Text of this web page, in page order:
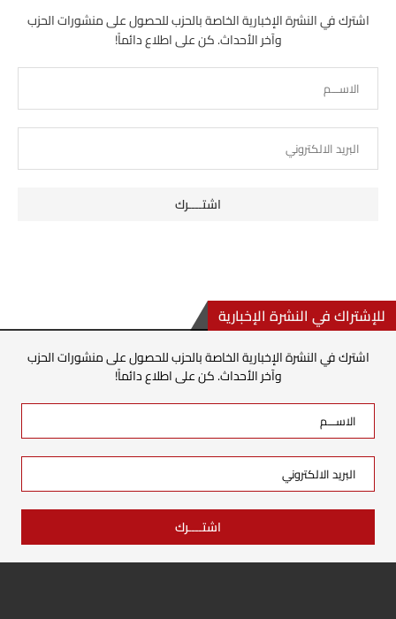
اشترك في النشرة الإخبارية الخاصة بالحزب للحصول على منشورات الحزب
وآخر الأحداث. كن على اطلاع دائماً!
للإشتراك في النشرة الإخبارية
اشترك في النشرة الإخبارية الخاصة بالحزب للحصول على منشورات الحزب
وآخر الأحداث. كن على اطلاع دائماً!